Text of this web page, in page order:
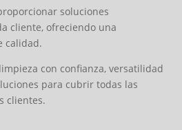
soluciones
cliente, ofreciendo una
calidad.
con confianza, versatilidad
para cubrir todas las
clientes.